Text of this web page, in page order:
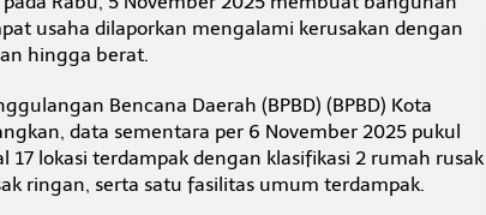
usaha dilaporkan mengalami kerusakan dengan
hingga berat.
Bencana Daerah (BPBD) (BPBD) Kota
data sementara per 6 November 2025 pukul
17 lokasi terdampak dengan klasifikasi 2 rumah rusak
ringan, serta satu fasilitas umum terdampak.